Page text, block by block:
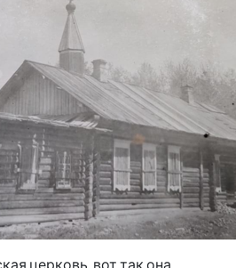
церковь, вот так она